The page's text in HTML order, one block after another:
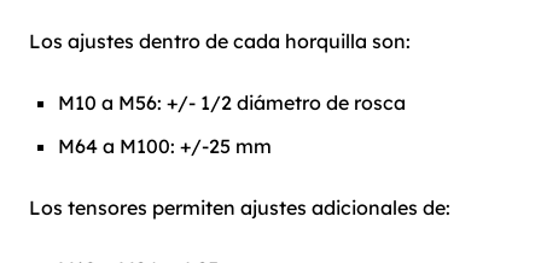
Los ajustes dentro de cada horquilla son:
M10 a M56: +/- 1/2 diámetro de rosca
M64 a M100: +/-25 mm
Los tensores permiten ajustes adicionales de: